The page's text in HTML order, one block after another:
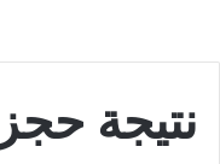
نتيجة